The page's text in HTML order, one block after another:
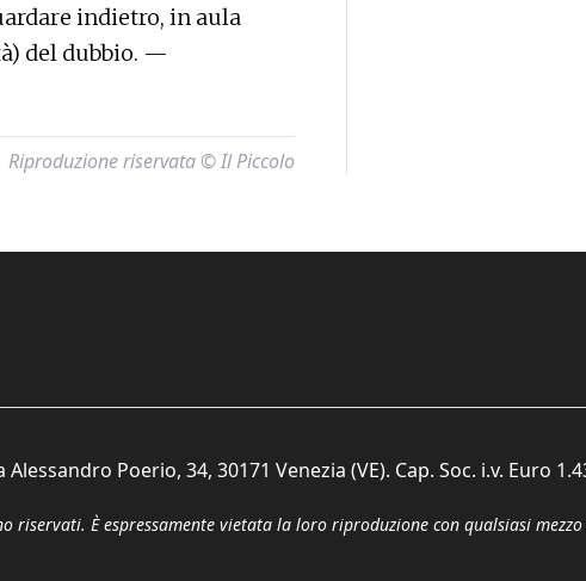
indietro, in aula
del dubbio. —
Riproduzione riservata © Il Piccolo
Poerio, 34, 30171 Venezia (VE). Cap. Soc. i.v. Euro
riservati. È espressamente vietata la loro riproduzione con qualsiasi